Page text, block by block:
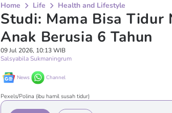
Home Life Health and Lifestyle
Studi: Mama Bisa Tidur
Anak Berusia 6 Tahun
09 Jul 2026, 10:13 WIB
Salsyabila Sukmaningrum
News Channel
Pexels/Polina (ibu hamil susah tidur)